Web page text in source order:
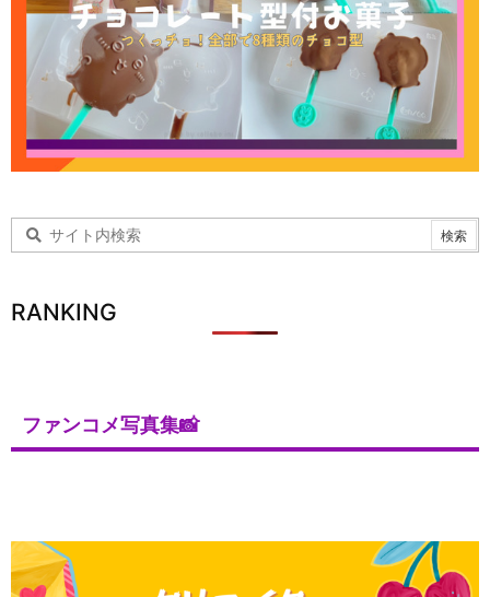
RANKING
ファンコメ写真集📸